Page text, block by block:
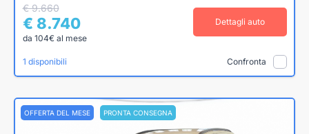
€ 9.660
€ 8.740
da 104€ al mese
Dettagli auto
1 disponibili Confronta
OFFERTA DEL MESE PRONTA CONSEGNA